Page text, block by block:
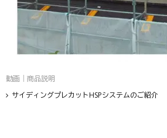
動画｜商品説明
サイディングプレカットHSPシステムのご紹介